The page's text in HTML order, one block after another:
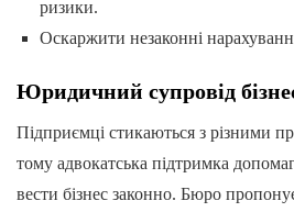
ризики.
Оскаржити незаконні
Юридичний супровід
Підприємці стикаються з різними
тому адвокатська підтримка
вести бізнес законно. Бюро